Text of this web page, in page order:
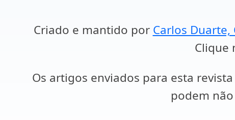
Criado e mantido por Carlos Duarte,
Clique
Os artigos enviados para esta
podem